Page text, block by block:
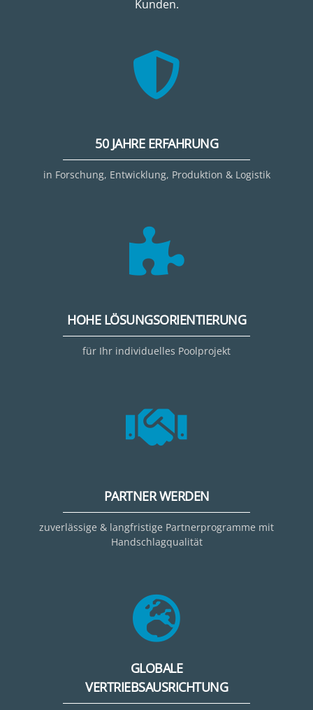
Kunden.
50 JAHRE ERFAHRUNG
in Forschung, Entwicklung, Produktion & Logistik
HOHE LÖSUNGSORIENTIERUNG
für Ihr individuelles Poolprojekt
PARTNER WERDEN
zuverlässige & langfristige Partnerprogramme mit
Handschlagqualität
GLOBALE
VERTRIEBSAUSRICHTUNG